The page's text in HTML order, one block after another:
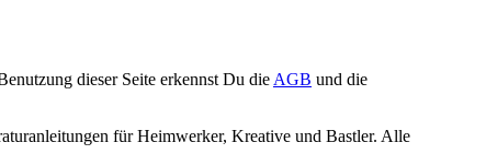
dieser Seite erkennst Du die AGB und die
für Heimwerker, Kreative und Bastler. Alle